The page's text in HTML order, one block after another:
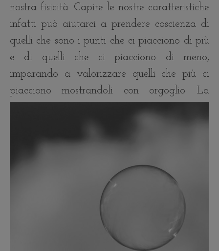
nostra fisicità. Capire le nostre caratteristiche
infatti può aiutarci a prendere coscienza di
quelli che sono i punti che ci piacciono di più
e di quelli che ci piacciono di meno,
imparando a valorizzare quelli che più ci
piacciono mostrandoli con orgoglio. La